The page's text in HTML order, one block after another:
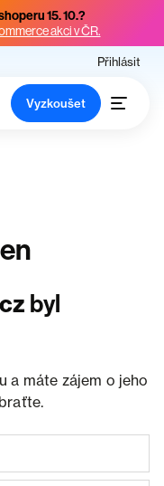
15. 10.?
akci v ČR.
Přihlásit
Vyzkoušet
byl
a máte zájem o jeho